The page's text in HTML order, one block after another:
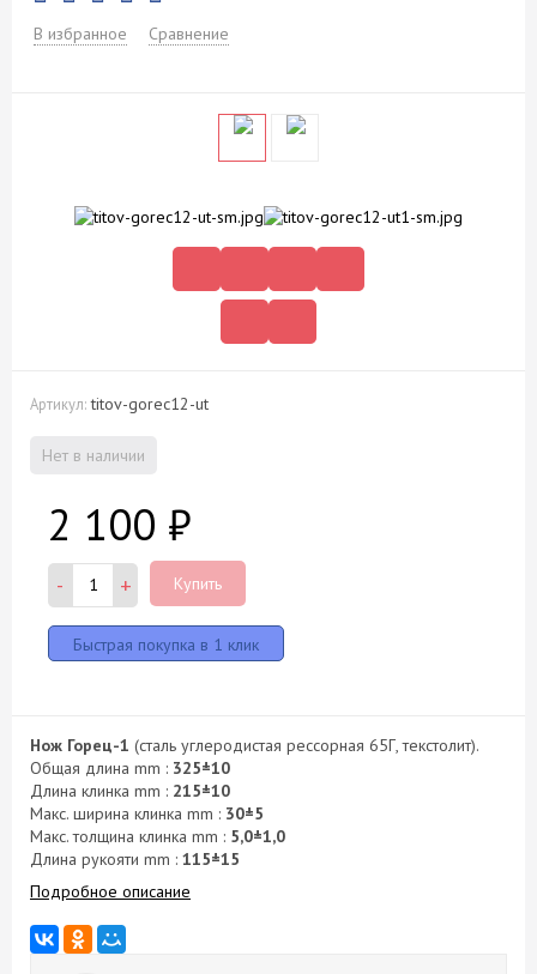
В избранное Сравнение
Артикул: titov-gorec12-ut
Нет в наличии
2 100 ₽
- + Купить
Нож Горец-1 (сталь углеродистая рессорная 65Г, текстолит).
Общая длина mm : 325±10
Длина клинка mm : 215±10
Макс. ширина клинка mm : 30±5
Макс. толщина клинка mm : 5,0±1,0
Длина рукояти mm : 115±15
Подробное описание